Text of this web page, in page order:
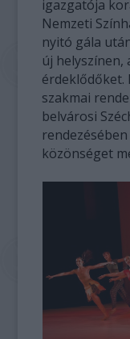
igazgatója
Nemzeti
nyitó gála
új helyszínen,
szakmai
belvárosi
közönséget